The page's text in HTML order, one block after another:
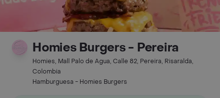
Homies Burgers - Pereira
Homies, Mall Palo de Agua, Calle 82, Pereira, Risaralda,
Colombia
Hamburguesa - Homies Burgers